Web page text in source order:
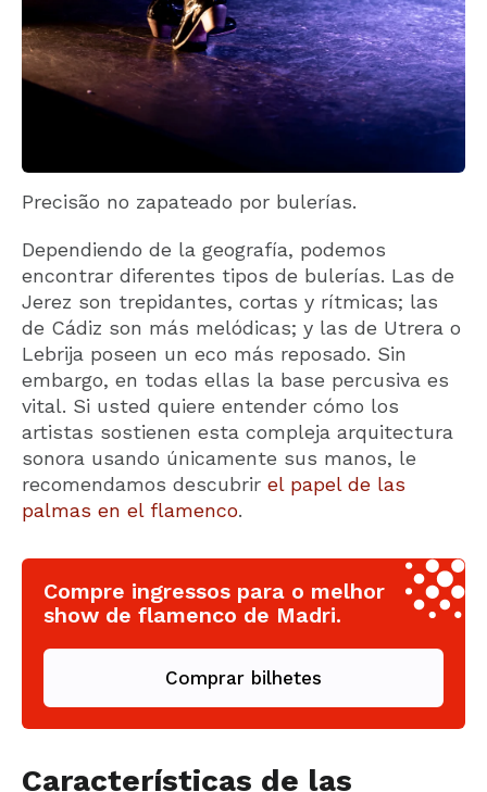
Precisão no zapateado por bulerías.
Dependiendo de la geografía, podemos
encontrar diferentes tipos de bulerías. Las de
Jerez son trepidantes, cortas y rítmicas; las
de Cádiz son más melódicas; y las de Utrera o
Lebrija poseen un eco más reposado. Sin
embargo, en todas ellas la base percusiva es
vital. Si usted quiere entender cómo los
artistas sostienen esta compleja arquitectura
sonora usando únicamente sus manos, le
recomendamos descubrir el papel de las
palmas en el flamenco.
Compre ingressos para o melhor
show de flamenco de Madri.
Comprar bilhetes
Características de las